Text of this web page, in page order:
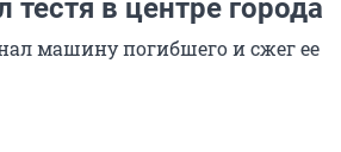
тестя в центре города
машину погибшего и сжег ее